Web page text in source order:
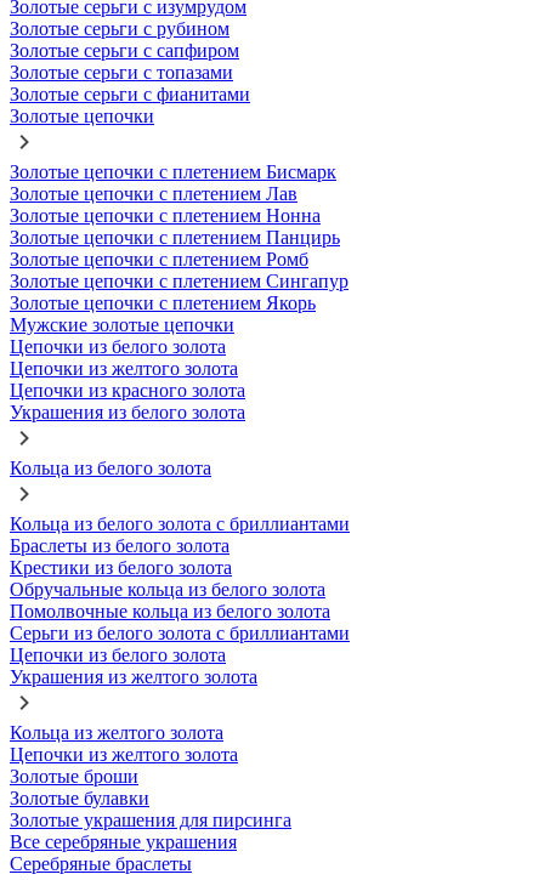
Золотые серьги с изумрудом
Золотые серьги с рубином
Золотые серьги с сапфиром
Золотые серьги с топазами
Золотые серьги с фианитами
Золотые цепочки
Золотые цепочки с плетением Бисмарк
Золотые цепочки с плетением Лав
Золотые цепочки с плетением Нонна
Золотые цепочки с плетением Панцирь
Золотые цепочки с плетением Ромб
Золотые цепочки с плетением Сингапур
Золотые цепочки с плетением Якорь
Мужские золотые цепочки
Цепочки из белого золота
Цепочки из желтого золота
Цепочки из красного золота
Украшения из белого золота
Кольца из белого золота
Кольца из белого золота с бриллиантами
Браслеты из белого золота
Крестики из белого золота
Обручальные кольца из белого золота
Помолвочные кольца из белого золота
Серьги из белого золота с бриллиантами
Цепочки из белого золота
Украшения из желтого золота
Кольца из желтого золота
Цепочки из желтого золота
Золотые броши
Золотые булавки
Золотые украшения для пирсинга
Все серебряные украшения
Серебряные браслеты